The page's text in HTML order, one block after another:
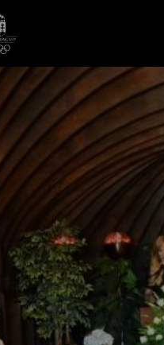
Hírek
Galéria
Dakar 2026
Los Angeles 2028
MOB